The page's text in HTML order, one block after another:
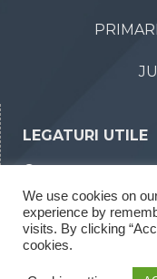
LEGATURI UTILE
Declaratii de
Rapoarte
We use cookies on
experience by
visits. By clicking
cookies.